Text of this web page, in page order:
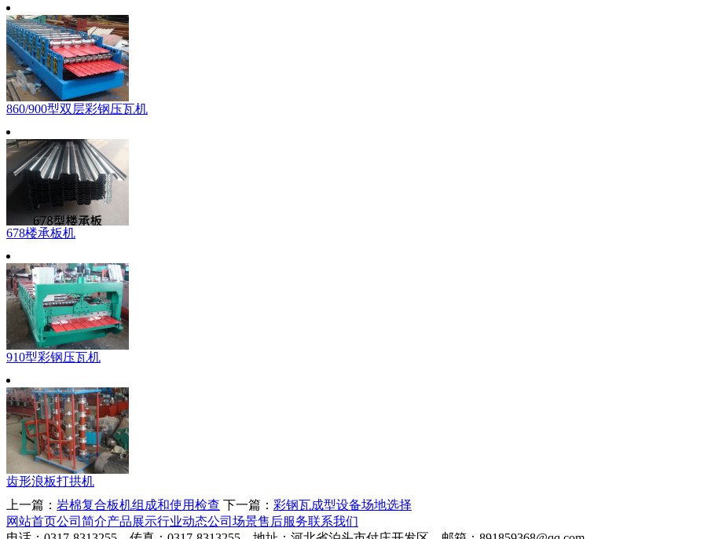
860/900型双层彩钢压瓦机
678楼承板机
910型彩钢压瓦机
齿形浪板打拱机
上一篇： 岩棉复合板机组成和使用检查 下一篇： 彩钢瓦成型设备场地选择
网站首页公司简介产品展示行业动态公司场景售后服务联系我们